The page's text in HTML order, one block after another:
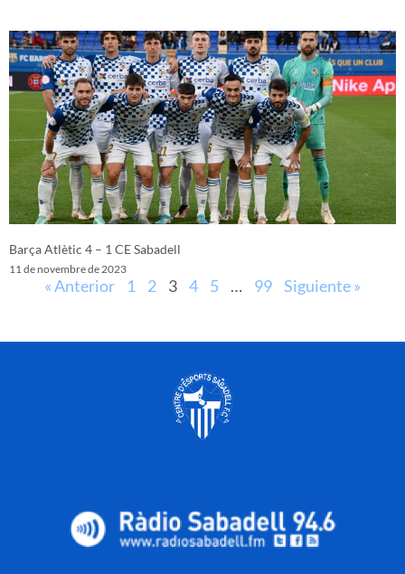
Barça Atlètic 4 – 1 CE Sabadell
11 de novembre de 2023
« Anterior 1 2 3 4 5 … 99 Siguiente »